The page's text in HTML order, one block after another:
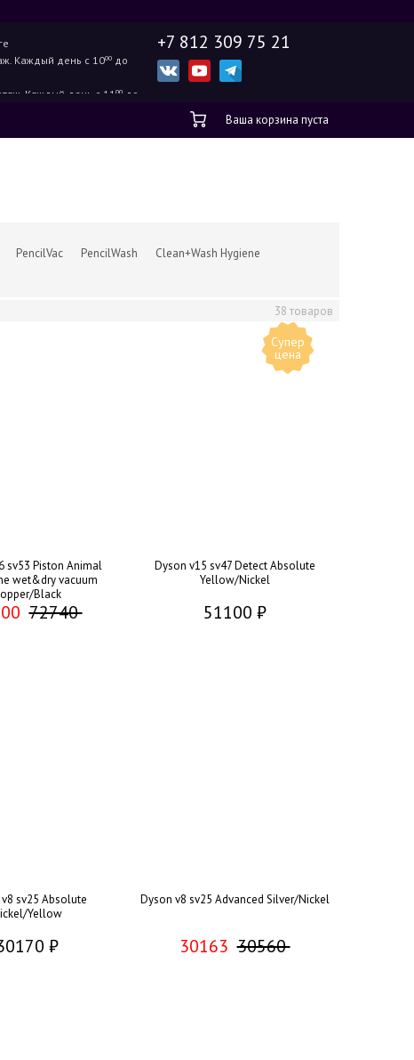
+7 812 309 75 21
Каждый день с 1000 до
Каждый день с 11 00 до
Ваша корзина пуста
PencilVac PencilWash
Clean+Wash Hygiene
38 товаров
sv53 Piston Animal
wet&dry vacuum
Black
72740
Супер
цена
Dyson v15 sv47 Detect Absolute
Yellow/Nickel
51100 ₽
sv25 Absolute
Yellow
₽
Dyson v8 sv25 Advanced Silver/Nickel
30163 30560